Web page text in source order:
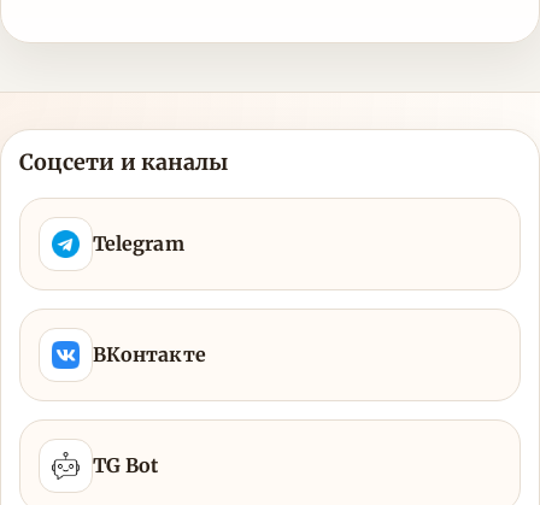
Соцсети и каналы
Telegram
ВКонтакте
TG Bot